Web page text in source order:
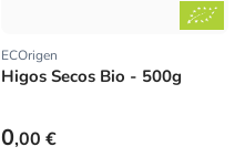
Proveedor:
ECOrigen
Higos Secos Bio - 500g
Precio habitual
0,00 €